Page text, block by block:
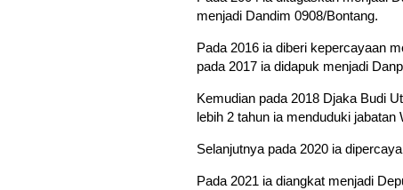
menjadi Dandim 0908/Bontang.
Pada 2016 ia diberi kepercayaan
pada 2017 ia didapuk menjadi
Kemudian pada 2018 Djaka Budi
lebih 2 tahun ia menduduki jabatan
Selanjutnya pada 2020 ia
Pada 2021 ia diangkat menjadi